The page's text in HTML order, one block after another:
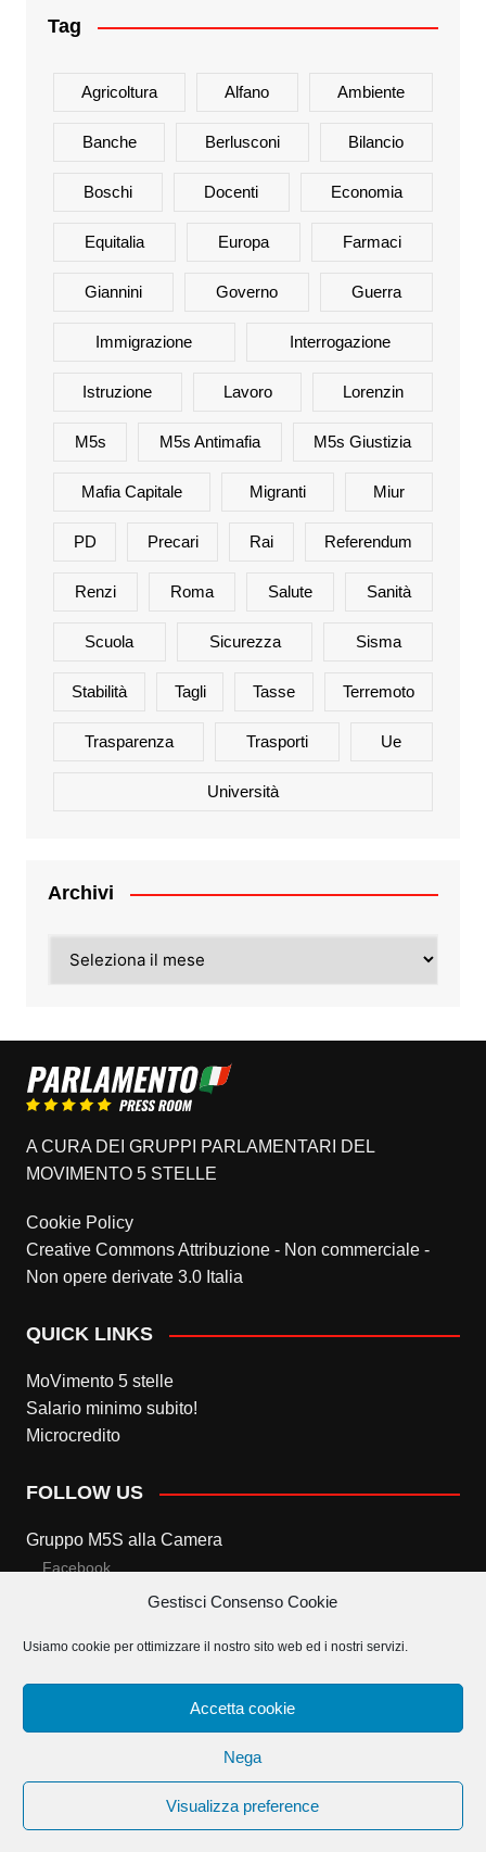
Gestisci Consenso Cookie
Usiamo cookie per ottimizzare il nostro sito web ed i nostri servizi.
Accetta cookie
Nega
Visualizza preference
Tag
Agricoltura Alfano Ambiente
Banche Berlusconi Bilancio
Boschi Docenti Economia
Equitalia Europa Farmaci
Giannini Governo Guerra
Immigrazione Interrogazione
Istruzione Lavoro Lorenzin
M5s M5s Antimafia M5s Giustizia
Mafia Capitale Migranti Miur
PD Precari Rai Referendum
Renzi Roma Salute Sanità
Scuola Sicurezza Sisma
Stabilità Tagli Tasse Terremoto
Trasparenza Trasporti Ue
Università
Archivi
A CURA DEI GRUPPI PARLAMENTARI DEL
MOVIMENTO 5 STELLE
Cookie Policy
Creative Commons Attribuzione - Non commerciale -
Non opere derivate 3.0 Italia
QUICK LINKS
MoVimento 5 stelle
Salario minimo subito!
Microcredito
FOLLOW US
Gruppo M5S alla Camera
Facebook
Twitter